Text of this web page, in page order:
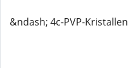
&ndash; 4c-PVP-Kristallen